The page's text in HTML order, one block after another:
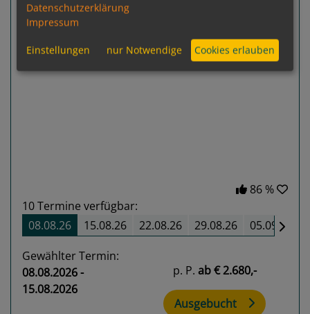
86 %
10Termine verfügbar:
08.08.26
15.08.26 22.08.26 29.08.26 05.09.26
Gewählter Termin:
08.08.2026 -
15.08.2026
p. P. ab€ 2.680,-
Ausgebucht
Datenschutzerklärung
Impressum
Einstellungen nur Notwendige Cookies erlauben